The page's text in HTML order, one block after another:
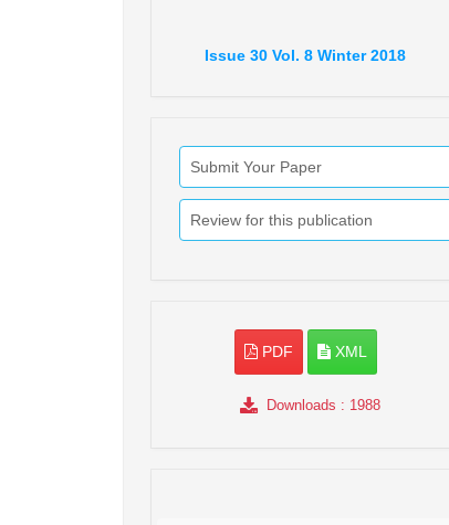
Issue 30 Vol. 8 Winter 2018
Submit Your Paper
Review for this publication
PDF XML
Downloads : 1988